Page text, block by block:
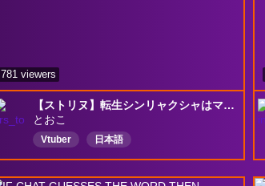
【ストリヌ】転生シンリャクシャはマイクラの世界で何をミル？...👾✨…なシンリャクシャですっ 🚀💨～第一話～
とおこ
Vtuber
日本語
いくらなんでもよわすぎる
ふめこあ
DominationCrown
CamelliaCrown
781 viewers